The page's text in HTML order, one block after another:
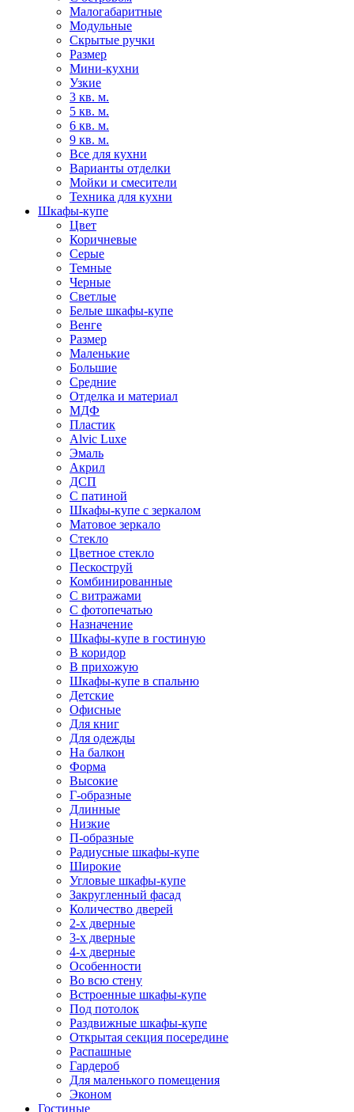
Малогабаритные
Модульные
Скрытые ручки
Размер
Мини-кухни
Узкие
3 кв. м.
5 кв. м.
6 кв. м.
9 кв. м.
Все для кухни
Варианты отделки
Мойки и смесители
Техника для кухни
Шкафы-купе
Цвет
Коричневые
Серые
Темные
Черные
Светлые
Белые шкафы-купе
Венге
Размер
Маленькие
Большие
Средние
Отделка и материал
МДФ
Пластик
Alvic Luxe
Эмаль
Акрил
ДСП
С патиной
Шкафы-купе с зеркалом
Матовое зеркало
Стекло
Цветное стекло
Пескоструй
Комбинированные
С витражами
С фотопечатью
Назначение
Шкафы-купе в гостиную
В коридор
В прихожую
Шкафы-купе в спальню
Детские
Офисные
Для книг
Для одежды
На балкон
Форма
Высокие
Г-образные
Длинные
Низкие
П-образные
Радиусные шкафы-купе
Широкие
Угловые шкафы-купе
Закругленный фасад
Количество дверей
2-х дверные
3-х дверные
4-х дверные
Особенности
Во всю стену
Встроенные шкафы-купе
Под потолок
Раздвижные шкафы-купе
Открытая секция посередине
Распашные
Гардероб
Для маленького помещения
Эконом
Гостиные